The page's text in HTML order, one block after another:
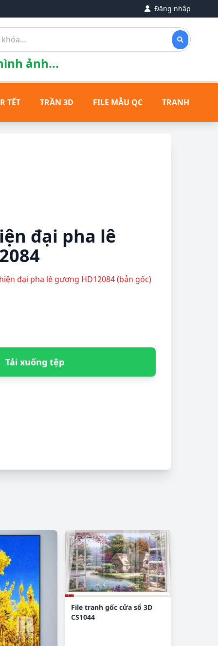
Đăng nhập
ảnh...
TẾT TRẦN 3D FILE MẪU QC TRANH ĐỒNG
đại pha lê
đại pha lê gương HD12084 (bản gốc)
Tải xuống tệp
File tranh gốc cửa sổ 3D
CS1044